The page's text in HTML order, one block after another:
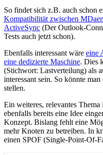
So findet sich z.B. auch schon
Kompatibilität zwischen
ActiveSync (Der Outlook-
Tests auch jetzt schon).
Ebenfalls interessant wäre eine
eine dedizierte Maschine. Dies
(Stichwort: Lastverteilung) als
interessant sein. So könnte
stellen.
Ein weiteres, relevantes Thema
ebenfalls bereits eine Idee
Konzept. Bislang fehlt eine
mehr Knoten zu betreiben. In
einen SPOF (Single-Point-Of-